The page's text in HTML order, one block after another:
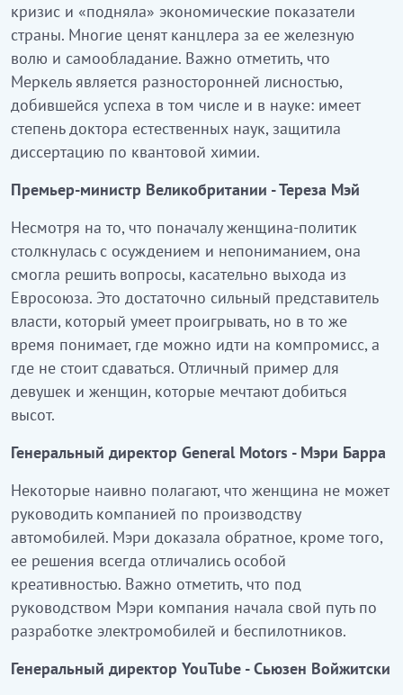
кризис и «подняла» экономические показатели
страны. Многие ценят канцлера за ее железную
волю и самообладание. Важно отметить, что
Меркель является разносторонней лисностью,
добившейся успеха в том числе и в науке: имеет
степень доктора естественных наук, защитила
диссертацию по квантовой химии.
Премьер-министр Великобритании - Тереза Мэй
Несмотря на то, что поначалу женщина-политик
столкнулась с осуждением и непониманием, она
смогла решить вопросы, касательно выхода из
Евросоюза. Это достаточно сильный представитель
власти, который умеет проигрывать, но в то же
время понимает, где можно идти на компромисс, а
где не стоит сдаваться. Отличный пример для
девушек и женщин, которые мечтают добиться
высот.
Генеральный директор General Motors - Мэри Барра
Некоторые наивно полагают, что женщина не может
руководить компанией по производству
автомобилей. Мэри доказала обратное, кроме того,
ее решения всегда отличались особой
креативностью. Важно отметить, что под
руководством Мэри компания начала свой путь по
разработке электромобилей и беспилотников.
Генеральный директор YouTube - Сьюзен Войжитски